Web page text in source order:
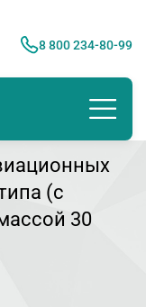
8 800 234-80-99
(с
30